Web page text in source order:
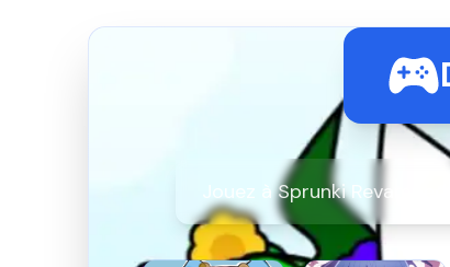
Jouez à Sprunki